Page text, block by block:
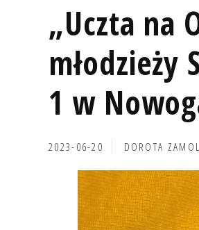
„Uczta na
młodzieży
1 w
2023-06-20 DOROTA